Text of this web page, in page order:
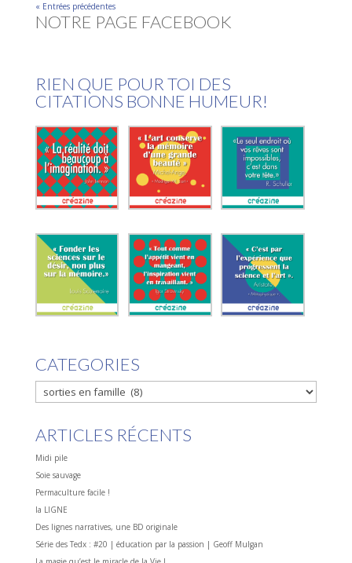
« Entrées précédentes
NOTRE PAGE FACEBOOK
RIEN QUE POUR TOI DES
CITATIONS BONNE HUMEUR!
CATEGORIES
CATEGORIES
ARTICLES RÉCENTS
Midi pile
Soie sauvage
Permaculture facile !
la LIGNE
Des lignes narratives, une BD originale
Série des Tedx : #20 | éducation par la passion | Geoff Mulgan